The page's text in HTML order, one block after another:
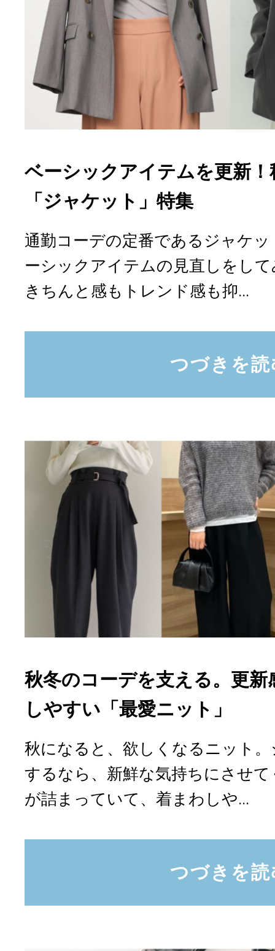
ベーシックアイテムを更新
「ジャケット」特集
通勤コーデの定番であるジャケ
ーシックアイテムの見直しをし
きちんと感もトレンド感も抑...
つづきを読
秋冬のコーデを支える。更
しやすい「最愛ニット」
秋になると、欲しくなるニット
するなら、新鮮な気持ちにさせ
が詰まっていて、着まわしや...
つづきを読